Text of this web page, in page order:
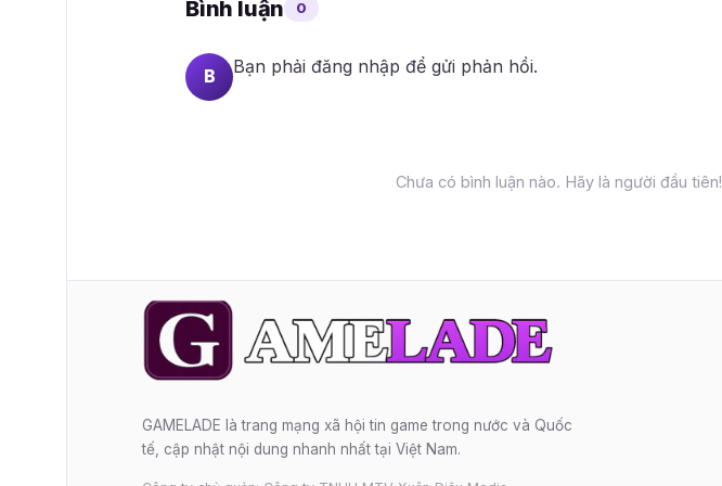
Bình luận 0
B Bạn phải đăng nhập để gửi phản hồi.
Chưa có bình luận nào. Hãy là người đầu tiên!
GAMELADE là trang mạng xã hội tin game trong nước và Quốc
tế, cập nhật nội dung nhanh nhất tại Việt Nam.